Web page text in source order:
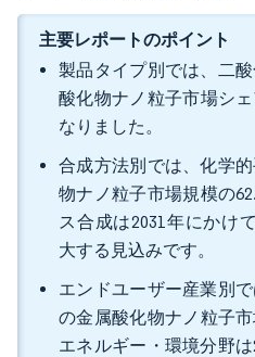
主要レポートのポイント
製品タイプ別では、二
酸化物ナノ粒子市場シ
なりました。
合成方法別では、化学
物ナノ粒子市場規模の
ス合成は2031年にかけ
大する見込みです。
エンドユーザー産業別
の金属酸化物ナノ粒子市
エネルギー・環境分野